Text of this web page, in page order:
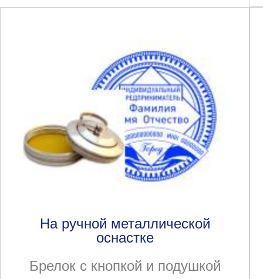
На ручной металлической
оснастке
Брелок с кнопкой и подушкой